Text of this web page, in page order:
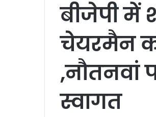
बीजेपी में
चेयरमैन
,नौतनवां
स्वागत